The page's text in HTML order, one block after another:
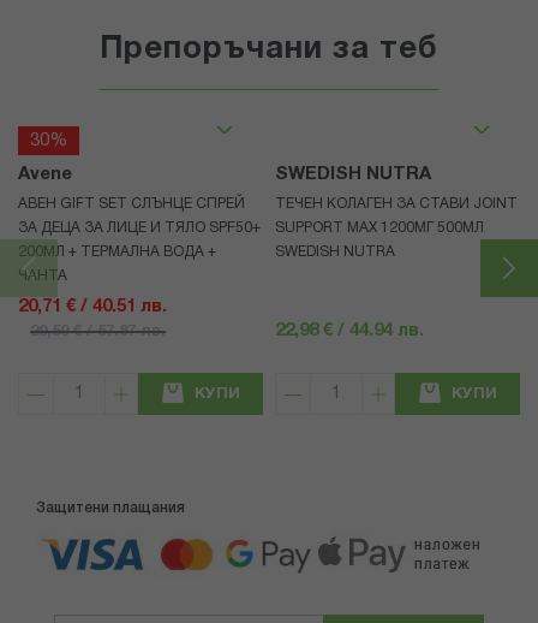
Препоръчани за теб
30%
Avene
АВЕН GIFT SET СЛЪНЦЕ СПРЕЙ
ЗА ДЕЦА ЗА ЛИЦЕ И ТЯЛО SPF50+
200МЛ + ТЕРМАЛНА ВОДА +
ЧАНТА
20,71 € / 40.51 лв.
29,59 € / 57.87 лв.
КУПИ
SWEDISH NUTRA
ТЕЧЕН КОЛАГЕН ЗА СТАВИ JOINT
SUPPORT MAX 1200МГ 500МЛ
SWEDISH NUTRA
22,98 € / 44.94 лв.
КУПИ
Защитени плащания